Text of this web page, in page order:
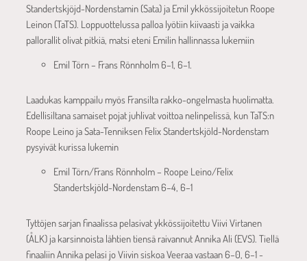
Standertskjöjd-Nordenstamin (Sata) ja Emil ykkössijoitetun Roope
Leinon (TaTS). Loppuottelussa palloa lyötiin kiivaasti ja vaikka
pallorallit olivat pitkiä, matsi eteni Emilin hallinnassa lukemiin
Emil Törn – Frans Rönnholm 6–1, 6–1.
Laadukas kamppailu myös Fransilta rakko-ongelmasta huolimatta.
Edellisiltana samaiset pojat juhlivat voittoa nelinpelissä, kun TaTS:n
Roope Leino ja Sata-Tenniksen Felix Standertskjöld-Nordenstam
pysyivät kurissa lukemin
Emil Törn/Frans Rönnholm – Roope Leino/Felix
Standertskjöld-Nordenstam 6–4, 6–1
Tyttöjen sarjan finaalissa pelasivat ykkössijoitettu Viivi Virtanen
(ÅLK) ja karsinnoista lähtien tiensä raivannut Annika Ali (EVS). Tiellä
finaaliin Annika pelasi jo Viivin siskoa Veeraa vastaan 6–0, 6–1 -